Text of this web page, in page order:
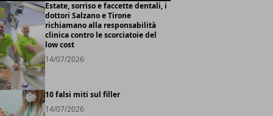
Estate, sorriso e faccette dentali, i
dottori Salzano e Tirone
richiamano alla responsabilità
clinica contro le scorciatoie del
low cost
14/07/2026
10 falsi miti sul filler
14/07/2026